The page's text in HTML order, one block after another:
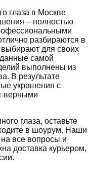
глаза в Москве
– полностью
разбираются в
для своих
самой
выполнены из
В результате
украшения с
верными
глаза, оставьте
в шоурум. Наши
на все вопросы и
доставка курьером,